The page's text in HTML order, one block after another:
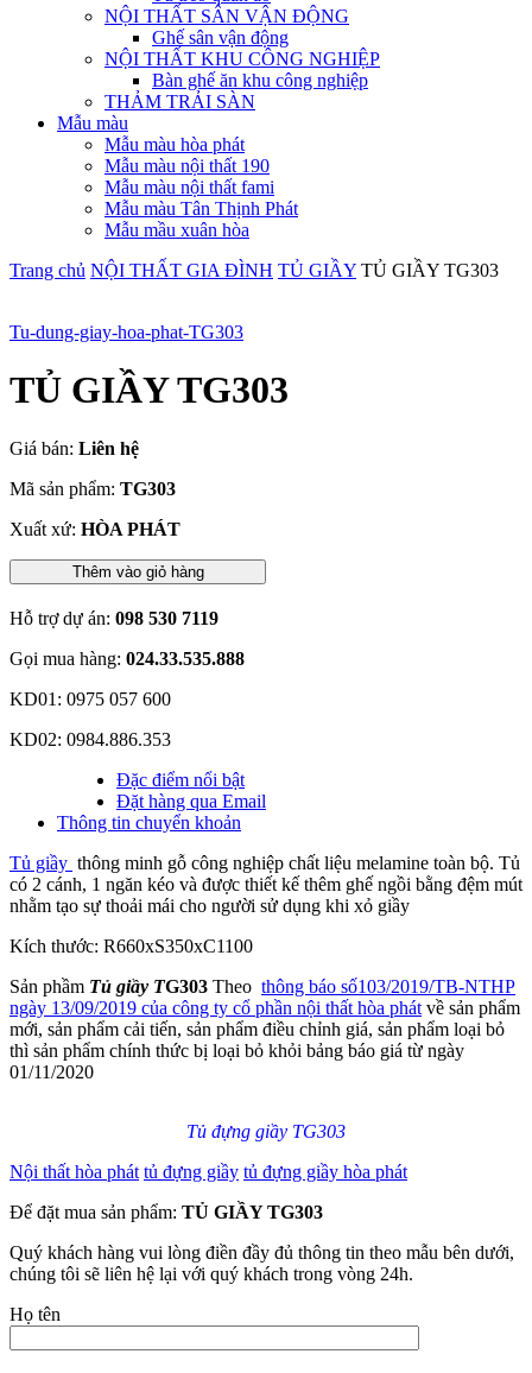
NỘI THẤT SÂN VẬN ĐỘNG
Ghế sân vận động
NỘI THẤT KHU CÔNG NGHIỆP
Bàn ghế ăn khu công nghiệp
THẢM TRẢI SÀN
Mẫu màu
Mẫu màu hòa phát
Mẫu màu nội thất 190
Mẫu màu nội thất fami
Mẫu màu Tân Thịnh Phát
Mẫu mầu xuân hòa
Trang chủ NỘI THẤT GIA ĐÌNH TỦ GIẦY TỦ GIẦY TG303
Tu-dung-giay-hoa-phat-TG303
TỦ GIẦY TG303
Giá bán: Liên hệ
Mã sản phẩm: TG303
Xuất xứ: HÒA PHÁT
Thêm vào giỏ hàng
Hỗ trợ dự án: 098 530 7119
Gọi mua hàng: 024.33.535.888
KD01: 0975 057 600
KD02: 0984.886.353
Đặc điểm nổi bật
Đặt hàng qua Email
Thông tin chuyển khoản
Tủ giầy thông minh gỗ công nghiệp chất liệu melamine toàn bộ. Tủ
có 2 cánh, 1 ngăn kéo và được thiết kế thêm ghế ngồi bằng đệm mút
nhằm tạo sự thoải mái cho người sử dụng khi xỏ giầy
Kích thước: R660xS350xC1100
Sản phầm Tủ giầy TG303 Theo thông báo số103/2019/TB-NTHP
ngày 13/09/2019 của công ty cổ phần nội thất hòa phát về sản phẩm
mới, sản phẩm cải tiến, sản phẩm điều chỉnh giá, sản phẩm loại bỏ
thì sản phẩm chính thức bị loại bỏ khỏi bảng báo giá từ ngày
01/11/2020
Tủ đựng giầy TG303
Nội thất hòa phát tủ đựng giầy tủ đựng giầy hòa phát
Để đặt mua sản phẩm: TỦ GIẦY TG303
Quý khách hàng vui lòng điền đầy đủ thông tin theo mẫu bên dưới,
chúng tôi sẽ liên hệ lại với quý khách trong vòng 24h.
Họ tên